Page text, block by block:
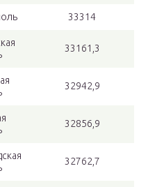
33314
33161,3
32942,9
32856,9
32762,7